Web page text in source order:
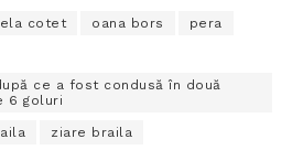
cotet oana bors pera
ce a fost condusă în două
6 goluri
ziare braila